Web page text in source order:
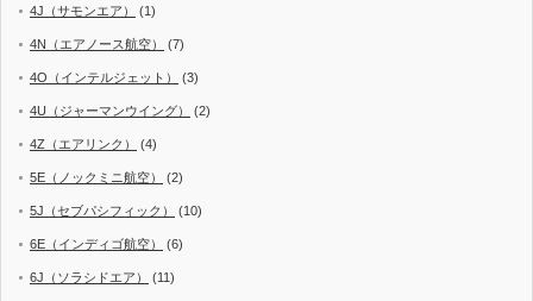
4J（サモンエア） (1)
4N（エアノース航空） (7)
4O（インテルジェット） (3)
4U（ジャーマンウイング） (2)
4Z（エアリンク） (4)
5E（ノックミニ航空） (2)
5J（セブパシフィック） (10)
6E（インディゴ航空） (6)
6J（ソラシドエア） (11)